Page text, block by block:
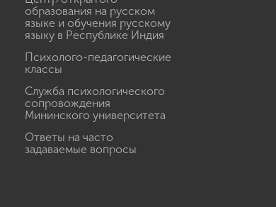
образования на русском
языке и обучения русскому
языку в Республике Индия
Психолого-педагогические
классы
Служба психологического
сопровождения
Мининского университета
Ответы на часто
задаваемые вопросы